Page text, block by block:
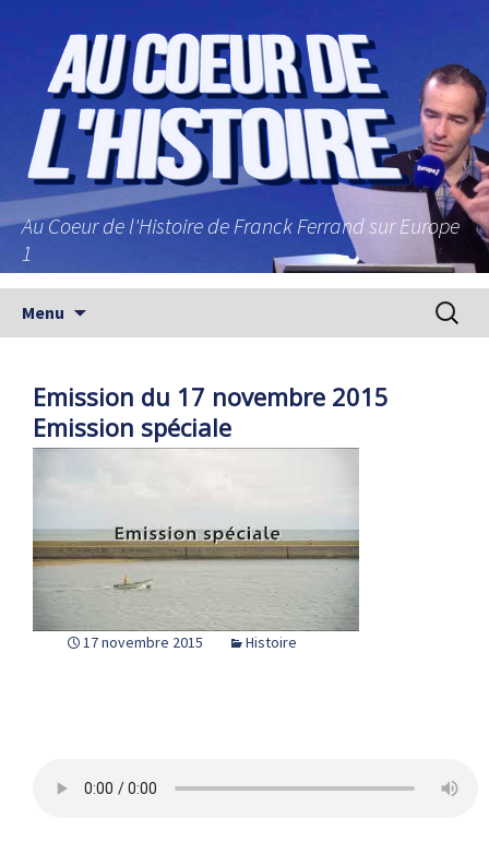
Au Coeur de l'Histoire de Franck Ferrand sur Europe
1
Menu
Emission du 17 novembre 2015
Emission spéciale
17 novembre 2015 Histoire